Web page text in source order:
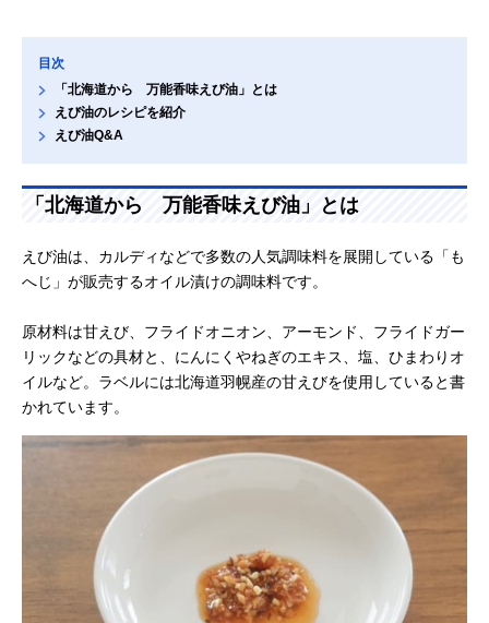
目次
「北海道から 万能香味えび油」とは
えび油のレシピを紹介
えび油Q&A
「北海道から 万能香味えび油」とは
えび油は、カルディなどで多数の人気調味料を展開している「も
へじ」が販売するオイル漬けの調味料です。
原材料は甘えび、フライドオニオン、アーモンド、フライドガー
リックなどの具材と、にんにくやねぎのエキス、塩、ひまわりオ
イルなど。ラベルには北海道羽幌産の甘えびを使用していると書
かれています。